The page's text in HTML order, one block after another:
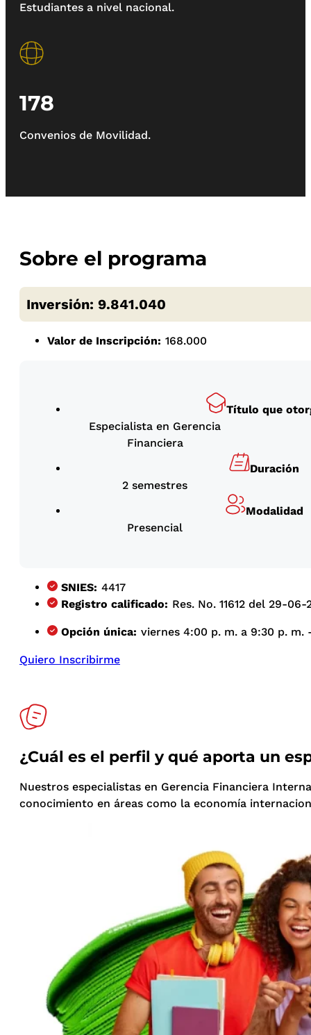
Estudiantes a nivel nacional.
178
Convenios de Movilidad.
Sobre el programa
Inversión: 9.841.040
Valor de Inscripción: 168.000
Título que
Especialista en Gerencia
Financiera
Duración
2 semestres
Modalidad
Presencial
SNIES: 4417
Registro calificado: Res. No. 11612 del 29-06-
Opción única: viernes 4:00 p. m. a 9:30 p. m.
Quiero Inscribirme
¿Cuál es el perfil y qué aporta un
Nuestros especialistas en Gerencia Financiera
conocimiento en áreas como la economía